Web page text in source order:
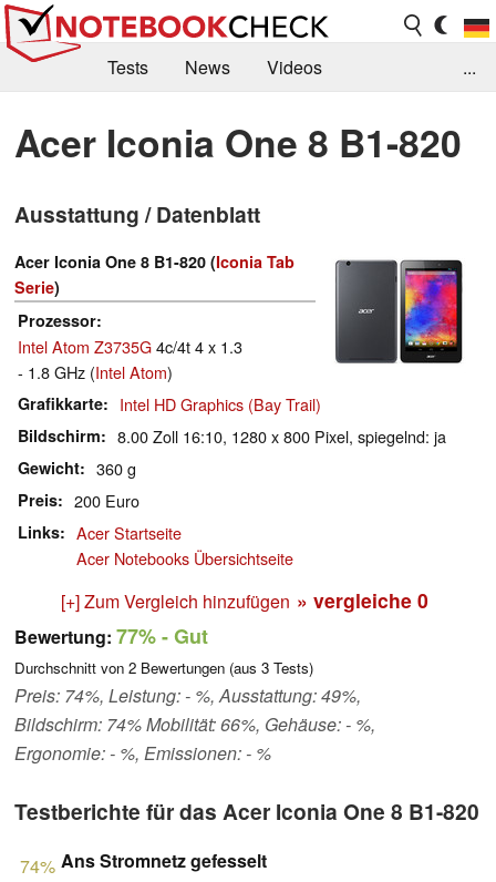
Tests News
Videos
Kaufberatung
Deals Suche
Jobs
Forum
...
Acer Iconia One 8 B1-820
Ausstattung / Datenblatt
Acer Iconia One 8 B1-820 (Iconia Tab
Serie)
Prozessor
Intel Atom Z3735G4c/4t 4 x 1.3
- 1.8 GHz (Intel Atom)
Grafikkarte Intel HD Graphics (Bay Trail)
Bildschirm 8.00 Zoll 16:10, 1280 x 800 Pixel, spiegelnd: ja
Gewicht 360 g
Preis 200 Euro
Links
Acer Startseite
Acer Notebooks Übersichtseite
[+] Zum Vergleich hinzufügen » vergleiche 0
Bewertung: 77%- Gut
Durchschnitt von 2 Bewertungen (aus 3 Tests)
Preis: 74%, Leistung: - %, Ausstattung: 49%,
Bildschirm: 74% Mobilität: 66%, Gehäuse: - %,
Ergonomie: - %, Emissionen: - %
Testberichte für das Acer Iconia One 8 B1-820
74% Ans Stromnetz gefesselt